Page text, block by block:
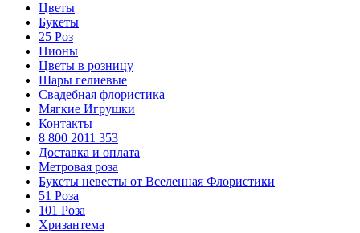
Цветы
Букеты
25 Роз
Пионы
Цветы в розницу
Шары гелиевые
Свадебная флористика
Мягкие Игрушки
Контакты
8 800 2011 353
Доставка и оплата
Метровая роза
Букеты невесты от Вселенная Флористики
51 Роза
101 Роза
Хризантема